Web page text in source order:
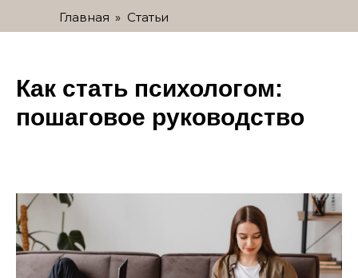
Главная » Статьи
Как стать психологом:
пошаговое руководство